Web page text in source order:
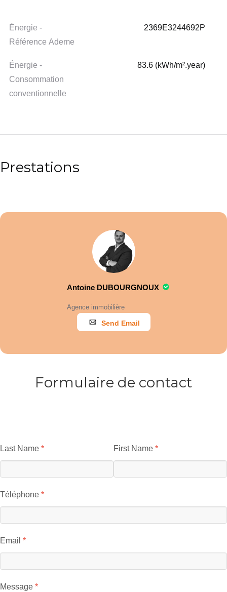
Énergie -
Référence Ademe
2369E3244692P
Énergie -
Consommation
conventionnelle
83.6 (kWh/m².year)
Prestations
Antoine DUBOURGNOUX
Agence immobilière
Send Email
Formulaire de contact
Last Name First Name
Téléphone
Email
Message